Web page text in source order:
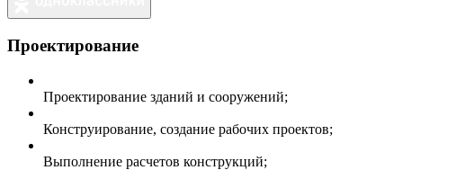
Проектирование
Проектирование зданий и сооружений;
Конструирование, создание рабочих проектов;
Выполнение расчетов конструкций;